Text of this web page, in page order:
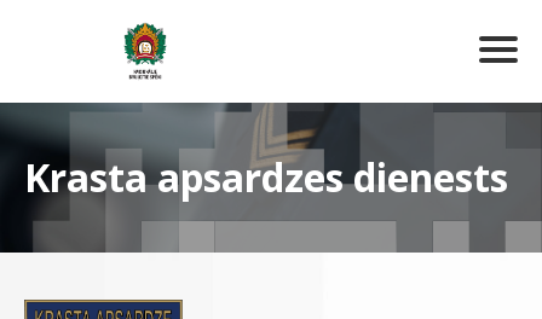
Krasta apsardzes dienests